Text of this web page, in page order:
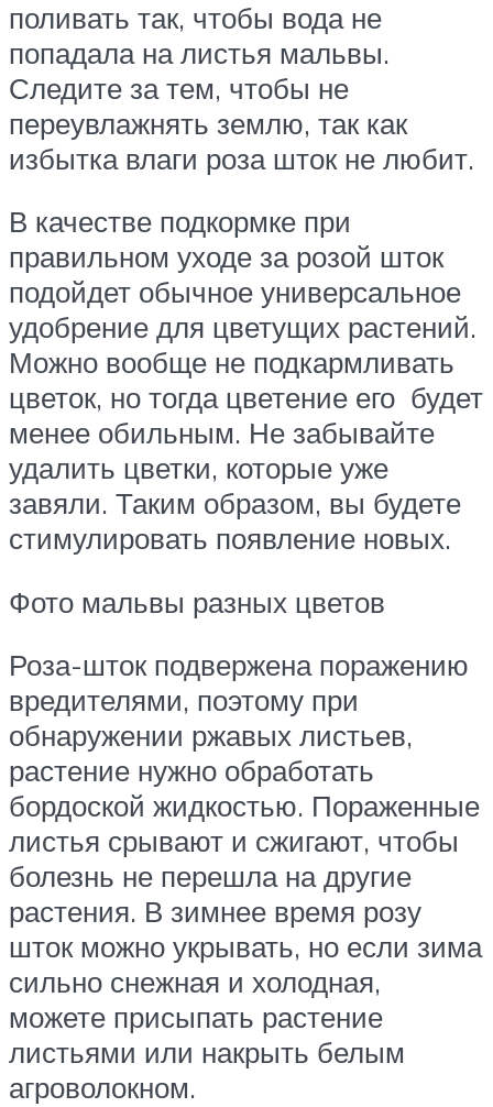
поливать так, чтобы вода не
попадала на листья мальвы.
Следите за тем, чтобы не
переувлажнять землю, так как
избытка влаги роза шток не любит.
В качестве подкормке при
правильном уходе за розой шток
подойдет обычное универсальное
удобрение для цветущих растений.
Можно вообще не подкармливать
цветок, но тогда цветение его будет
менее обильным. Не забывайте
удалить цветки, которые уже
завяли. Таким образом, вы будете
стимулировать появление новых.
Фото мальвы разных цветов
Роза-шток подвержена поражению
вредителями, поэтому при
обнаружении ржавых листьев,
растение нужно обработать
бордоской жидкостью. Пораженные
листья срывают и сжигают, чтобы
болезнь не перешла на другие
растения. В зимнее время розу
шток можно укрывать, но если зима
сильно снежная и холодная,
можете присыпать растение
листьями или накрыть белым
агроволокном.